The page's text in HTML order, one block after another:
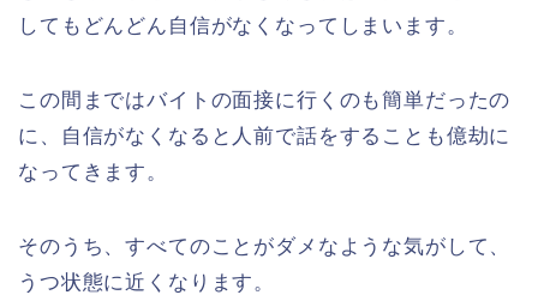
してもどんどん自信がなくなってしまいます。
この間まではバイトの面接に行くのも簡単だったの
に、自信がなくなると人前で話をすることも億劫に
なってきます。
そのうち、すべてのことがダメなような気がして、
うつ状態に近くなります。